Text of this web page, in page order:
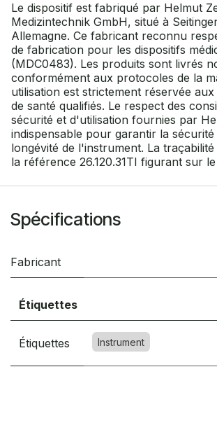
Le dispositif est fabriqué par Helmut
Medizintechnik GmbH, situé à
Allemagne. Ce fabricant reconnu
de fabrication pour les dispositifs
(MDC0483). Les produits sont livrés
conformément aux protocoles de la
utilisation est strictement réservée
de santé qualifiés. Le respect des
sécurité et d'utilisation fournies par
indispensable pour garantir la
longévité de l'instrument. La
la référence 26.120.31TI figurant sur
Spécifications
Fabricant
Étiquettes
Étiquettes Instrument